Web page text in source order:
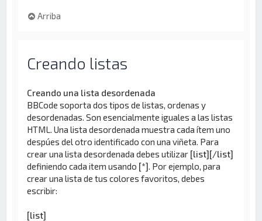
Arriba
Creando listas
Creando una lista desordenada
BBCode soporta dos tipos de listas, ordenas y
desordenadas. Son esencialmente iguales a las listas
HTML. Una lista desordenada muestra cada ítem uno
despúes del otro identificado con una viñeta. Para
crear una lista desordenada debes utilizar [list][/list]
definiendo cada item usando [*] . Por ejemplo, para
crear una lista de tus colores favoritos, debes
escribir:
[list]